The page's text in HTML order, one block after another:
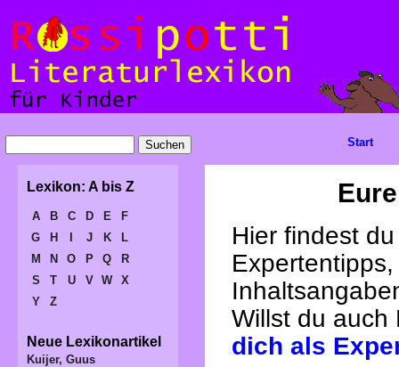
Hier findest
Willst du
dich als
Start
Lexikon: A bis Z
A B C D E
F
G
H J K
L
M
N O P Q
R
S
T U V W
X
Y
Z
Neue Lexikonartikel
Kuijer, Guus